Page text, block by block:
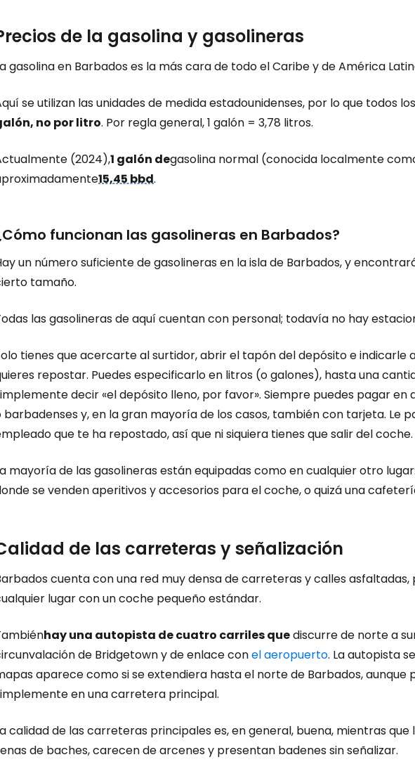
de la gasolina y gasolineras
gasolina en Barbados es la más cara de todo el Caribe y de América
se utilizan las unidades de medida estadounidenses, por lo que todos
no por litro. Por regla general, 1 galón = 3,78 litros.
(2024),1 galón degasolina normal (conocida localmente
15,45 bbd.
funcionan las gasolineras en Barbados?
un número suficiente de gasolineras en la isla de Barbados, y
tamaño.
las gasolineras de aquí cuentan con personal; todavía no hay
tienes que acercarte al surtidor, abrir el tapón del depósito e indicarle
repostar. Puedes especificarlo en litros (o galones), hasta una
decir «el depósito lleno, por favor». Siempre puedes pagar en
barbadenses y, en la gran mayoría de los casos, también con tarjeta. Le
que te ha repostado, así que ni siquiera tienes que salir del coche.
mayoría de las gasolineras están equipadas como en cualquier otro
se venden aperitivos y accesorios para el coche, o quizá una
de las carreteras y señalización
cuenta con una red muy densa de carreteras y calles asfaltadas,
lugar con un coche pequeño estándar.
hay una autopista de cuatro carriles quediscurre de norte a
de Bridgetown y de enlace conel aeropuerto. La autopista
aparece como si se extendiera hasta el norte de Barbados, aunque
en una carretera principal.
calidad de las carreteras principales es, en general, buena, mientras que
de baches, carecen de arcenes y presentan badenes sin señalizar.